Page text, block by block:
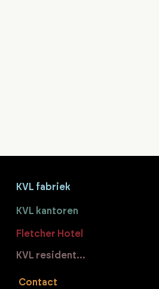
KVL residenties
KVL fabriek
Fletcher Hotel
KVL kantoren
Contact